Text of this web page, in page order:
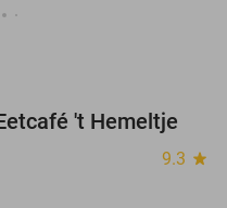
43%
't Hemeltje
9.3 star